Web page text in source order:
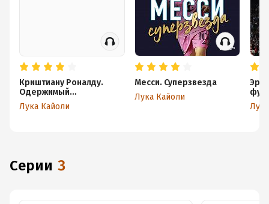
Криштиану Роналду.
Одержимый
совершенством
Лука Кайоли
Месси. Суперзвезда
Лука Кайоли
Серии 3